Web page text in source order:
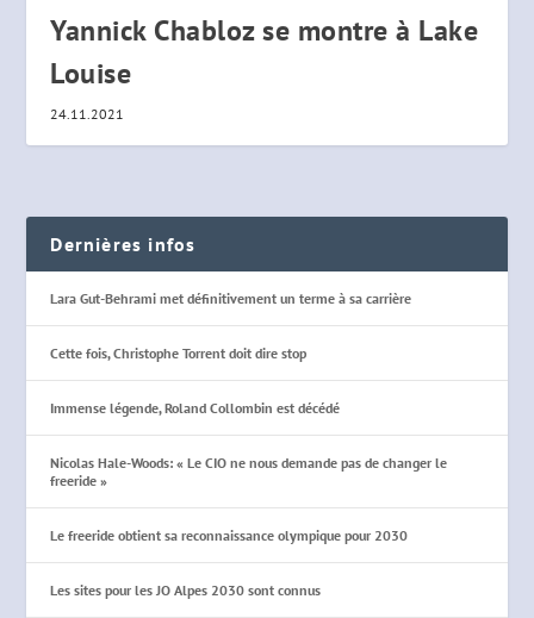
Yannick Chabloz se montre à Lake
Louise
24.11.2021
Dernières infos
Lara Gut-Behrami met définitivement un terme à sa carrière
Cette fois, Christophe Torrent doit dire stop
Immense légende, Roland Collombin est décédé
Nicolas Hale-Woods: « Le CIO ne nous demande pas de changer le
freeride »
Le freeride obtient sa reconnaissance olympique pour 2030
Les sites pour les JO Alpes 2030 sont connus